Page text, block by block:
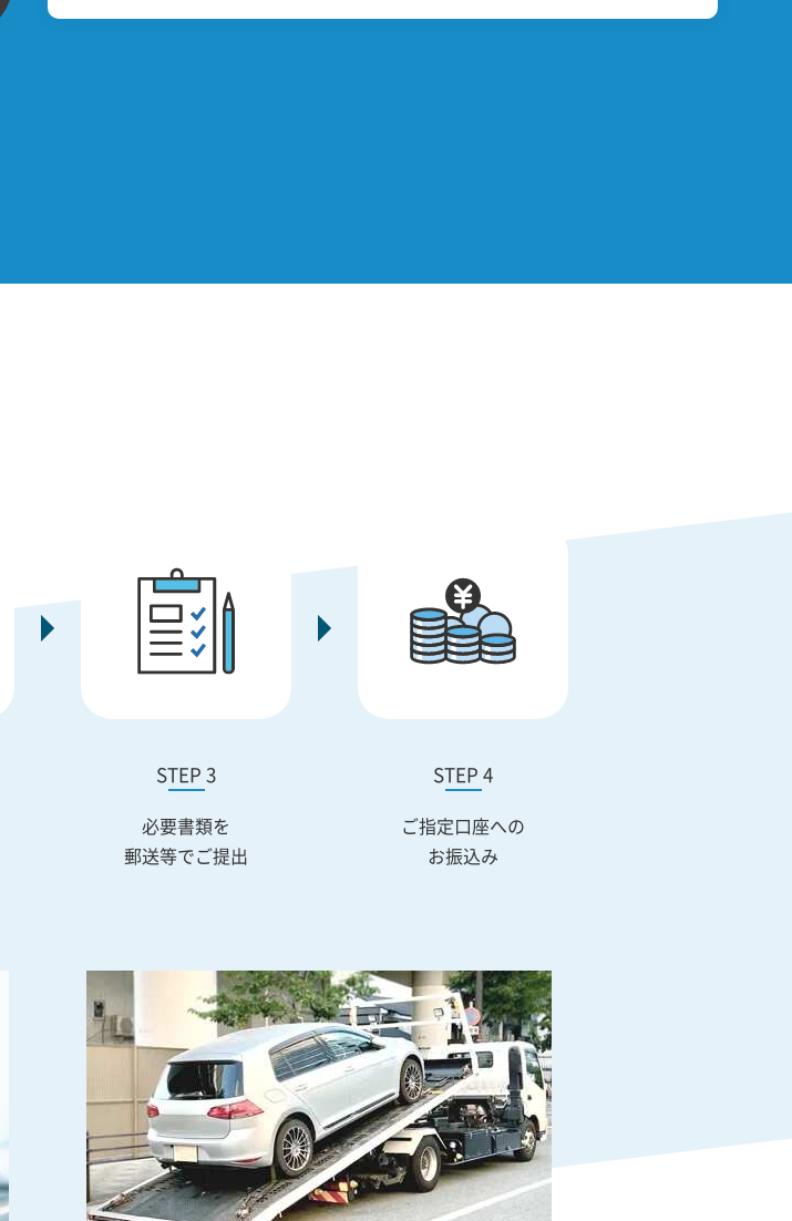
STEP 3
必要書類を
郵送等でご提出
STEP 4
ご指定口座への
お振込み